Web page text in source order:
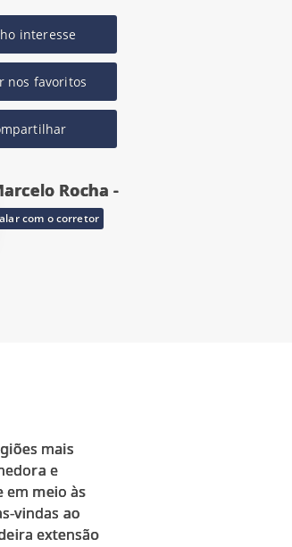
interesse
nos favoritos
Rocha -
com o corretor
mais
e
em meio às
vindas ao
extensão